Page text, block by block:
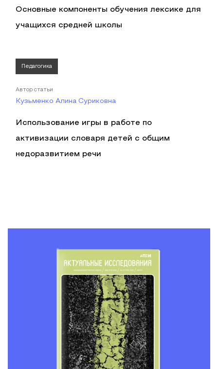
Основные компоненты обучения лексике для
учащихся средней школы
Педагогика
Автор статьи
Кузьменко Алина Суриковна
Использование игры в работе по
активизации словаря детей с общим
недоразвитием речи